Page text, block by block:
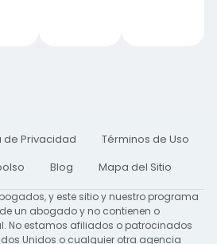
de Privacidad
Términos de Uso
Blog Mapa del Sitio
y este sitio y nuestro programa
un abogado y no contienen o
No estamos afiliados o patrocinados
Unidos o cualquier otra agencia